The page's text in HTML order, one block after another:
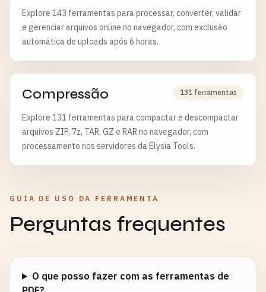
Explore 143 ferramentas para processar, converter, validar
e gerenciar arquivos online no navegador, com exclusão
automática de uploads após 6 horas.
Compressão 131 ferramentas
Explore 131 ferramentas para compactar e descompactar
arquivos ZIP, 7z, TAR, GZ e RAR no navegador, com
processamento nos servidores da Elysia Tools.
GUIA DE USO DA FERRAMENTA
Perguntas frequentes
O que posso fazer com as ferramentas de